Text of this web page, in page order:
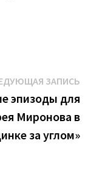
ЗАПИСЬ
эпизоды для
Миронова в
за углом»